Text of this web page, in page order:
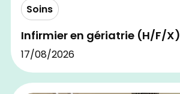
Soins
Infirmier en gériatrie (H/F/X)
17/08/2026